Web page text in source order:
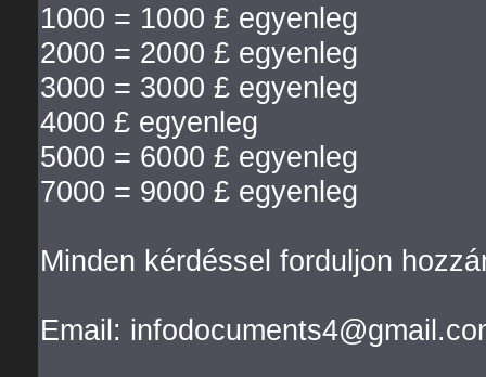
1000 = 1000 £ egyenleg
2000 = 2000 £ egyenleg
3000 = 3000 £ egyenleg
4000 £ egyenleg
5000 = 6000 £ egyenleg
7000 = 9000 £ egyenleg
Minden kérdéssel forduljon
Email: